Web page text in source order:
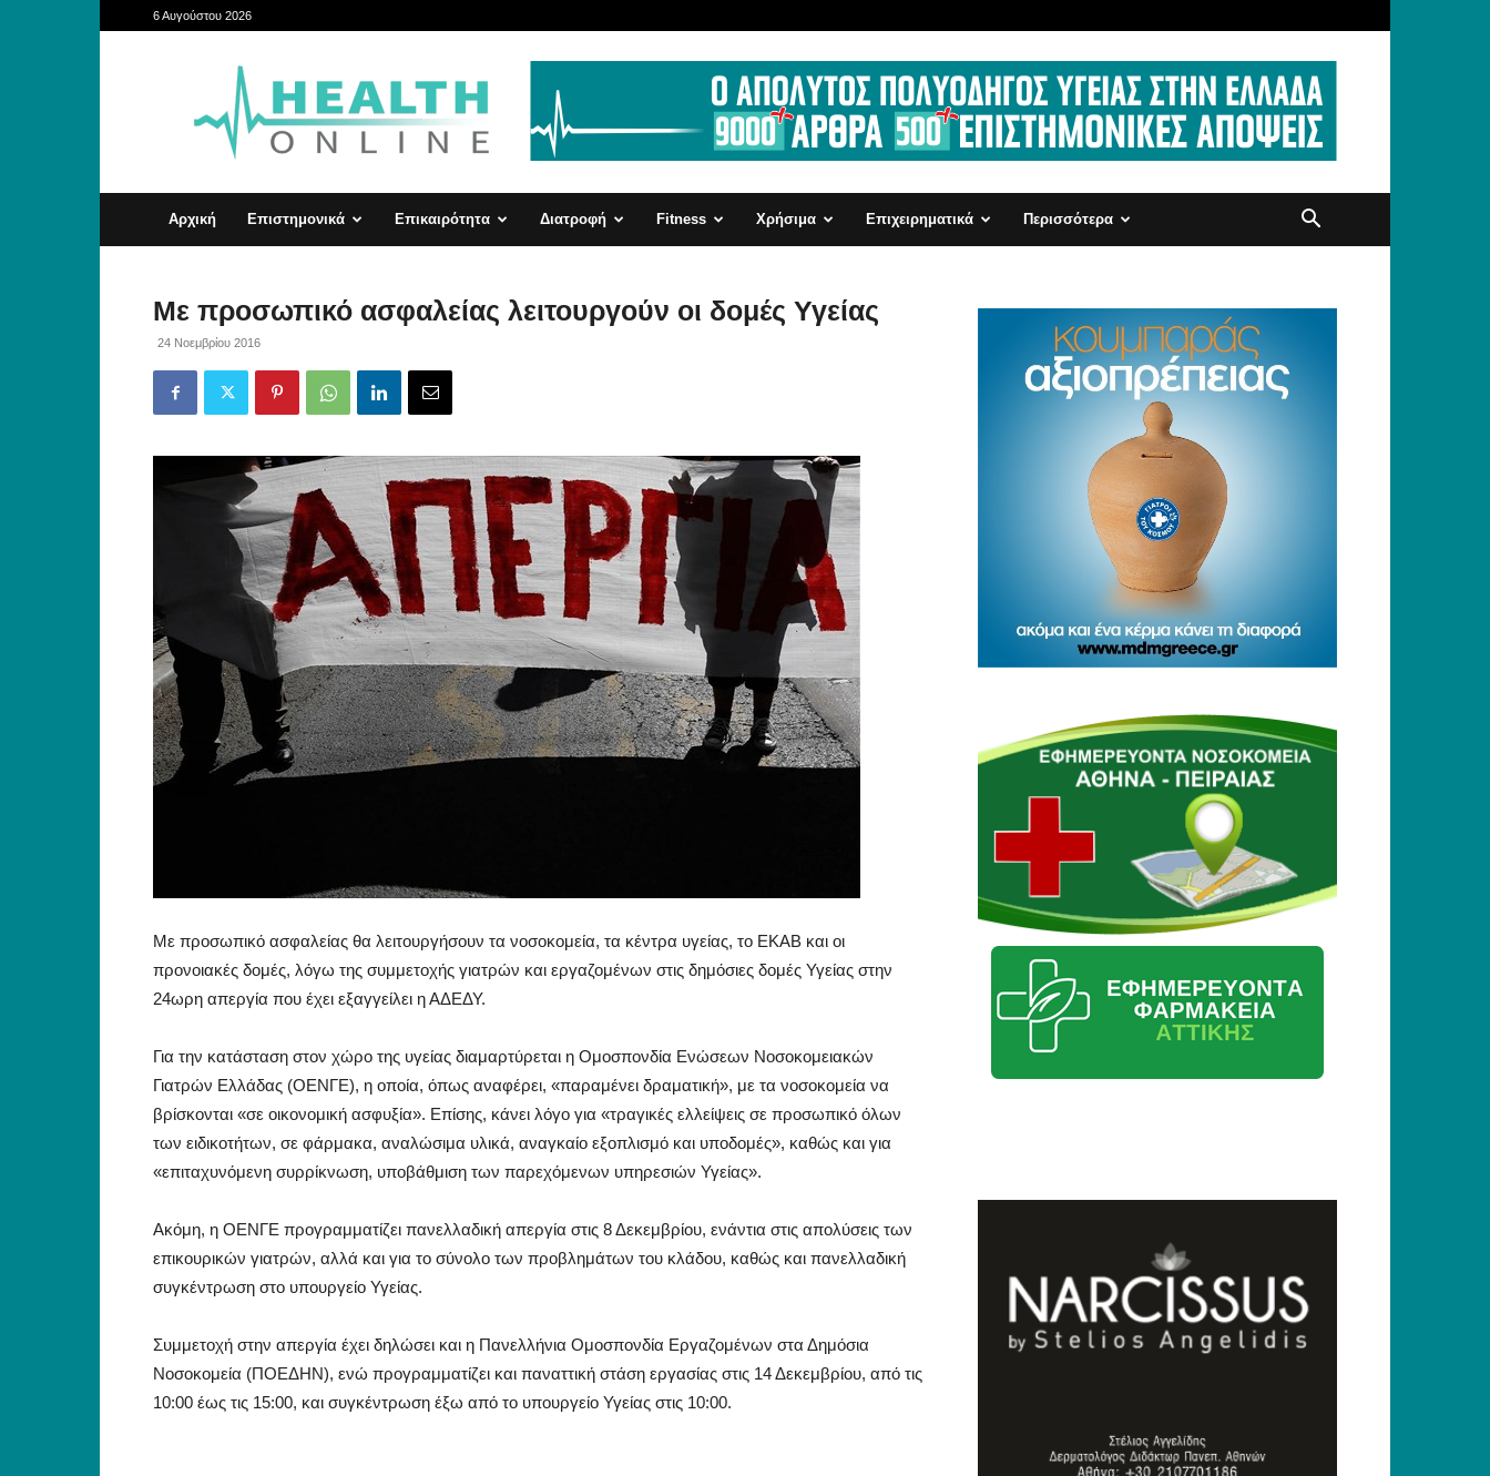
6 Αυγούστου 2026
HealthOnline
Αρχική Επιστημονικά Επικαιρότητα Διατροφή Fitness Χρήσιμα Επιχειρηματικά Περισσότερα
Με προσωπικό ασφαλείας λειτουργούν οι δομές Υγείας
24 Νοεμβρίου 2016
Με προσωπικό ασφαλείας θα λειτουργήσουν τα νοσοκομεία, τα κέντρα υγείας, το ΕΚΑΒ και οι
προνοιακές δομές, λόγω της συμμετοχής γιατρών και εργαζομένων στις δημόσιες δομές Υγείας στην
24ωρη απεργία που έχει εξαγγείλει η ΑΔΕΔΥ.
Για την κατάσταση στον χώρο της υγείας διαμαρτύρεται η Ομοσπονδία Ενώσεων Νοσοκομειακών
Γιατρών Ελλάδας (ΟΕΝΓΕ), η οποία, όπως αναφέρει, «παραμένει δραματική», με τα νοσοκομεία να
βρίσκονται «σε οικονομική ασφυξία». Επίσης, κάνει λόγο για «τραγικές ελλείψεις σε προσωπικό όλων
των ειδικοτήτων, σε φάρμακα, αναλώσιμα υλικά, αναγκαίο εξοπλισμό και υποδομές», καθώς και για
«επιταχυνόμενη συρρίκνωση, υποβάθμιση των παρεχόμενων υπηρεσιών Υγείας».
Ακόμη, η ΟΕΝΓΕ προγραμματίζει πανελλαδική απεργία στις 8 Δεκεμβρίου, ενάντια στις απολύσεις των
επικουρικών γιατρών, αλλά και για το σύνολο των προβλημάτων του κλάδου, καθώς και πανελλαδική
συγκέντρωση στο υπουργείο Υγείας.
Συμμετοχή στην απεργία έχει δηλώσει και η Πανελλήνια Ομοσπονδία Εργαζομένων στα Δημόσια
Νοσοκομεία (ΠΟΕΔΗΝ), ενώ προγραμματίζει και παναττική στάση εργασίας στις 14 Δεκεμβρίου, από τις
10:00 έως τις 15:00, και συγκέντρωση έξω από το υπουργείο Υγείας στις 10:00.